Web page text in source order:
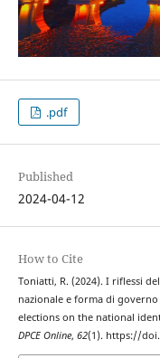
.pdf
Published
2024-04-12
How to Cite
Toniatti, R. (2024). I riflessi
nazionale e forma di
elections on the national
DPCE Online, 62(1). https://